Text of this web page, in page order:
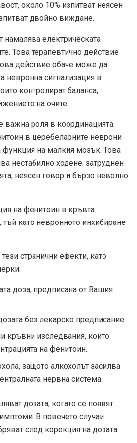
около 10% изпитват неясен
двойно виждане.
намалява електрическата
Това терапевтично действие
действие обаче може да
невронна сигнализация в
контролират баланса,
на очите.
важна роля в координацията.
в церебеларните неврони
функция на малкия мозък. Това
нестабилно ходене, затруднен
неясен говор и бързо неволно
на фенитоин в кръвта
тъй като невронното инхибиране
странични ефекти, като
доза, предписана от Вашия
без лекарско предписание.
кръвни изследвания, които
на фенитоин.
защото алкохолът засилва
нервна система.
дозата, когато се появят
В повечето случаи
след корекция на дозата.